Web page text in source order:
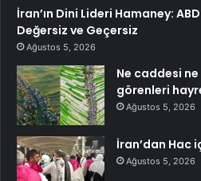
İran’ın Dini Lideri Hamaney: ABD
Değersiz ve Geçersiz
Ağustos 5, 2026
Ne caddesi ne
görenleri
Ağustos 5, 2026
İran’dan Hac
Ağustos 5, 2026